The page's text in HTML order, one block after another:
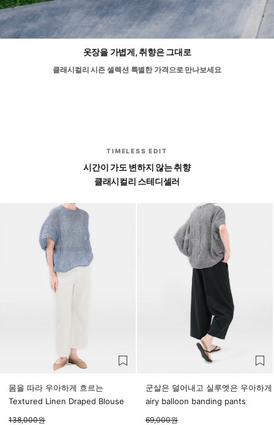
옷장을 가볍게, 취향은 그대로
클래시컬리 시즌 셀렉션 특별한 가격으로 만나보세요
TIMELESS EDIT
시간이 가도 변하지 않는 취향
클래시컬리 스테디셀러
몸을 따라 우아하게 흐르는
Textured Linen Draped Blouse
138,000원
군살은 덜어내고 실루엣은 우아하게
airy balloon banding pants
69,000원